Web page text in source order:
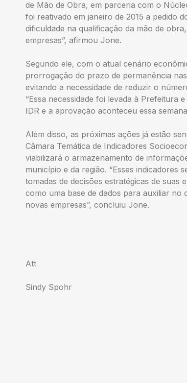
de Mão de Obra, em parceria com o
foi reativado em janeiro de 2015 a pedido
dificuldade na qualificação da mão de
empresas”, afirmou Jone.
Segundo ele, com o atual cenário
prorrogação do prazo de permanência
evitando a necessidade de reduzir o
“Essa necessidade foi levada à Prefeitura
IDR e a aprovação aconteceu essa
Além disso, as próximas ações já estão
Câmara Temática de Indicadores
viabilizará o armazenamento de
município e da região. “Esses indicadores
tomadas de decisões estratégicas de
como uma base de dados para auxiliar no
novas empresas”, concluiu Jone.
Att
Sindy Spohr